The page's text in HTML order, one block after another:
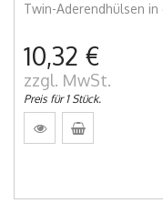
Twin-Aderendhülsen in
10,32 €
zzgl. MwSt.
Preis für 1 Stück.